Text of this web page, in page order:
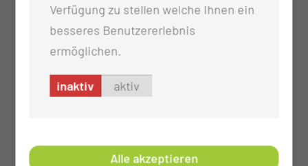
Verfügung zu stellen welche Ihnen ein
besseres Benutzererlebnis
ermöglichen.
inaktiv aktiv
Alle akzeptieren